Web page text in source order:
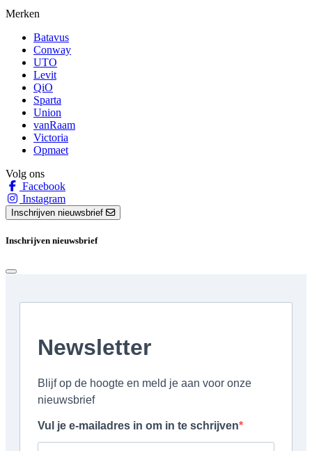
Merken
Batavus
Conway
UTO
Levit
QiO
Sparta
Union
vanRaam
Victoria
Opmaet
Volg ons
Facebook
Instagram
Inschrijven nieuwsbrief
Inschrijven nieuwsbrief